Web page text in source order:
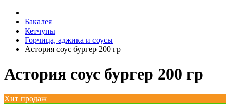
Бакалея
Кетчупы
Горчица, аджика и соусы
Астория соус бургер 200 гр
Астория соус бургер 200 гр
Хит продаж